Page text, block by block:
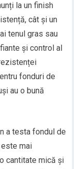
la un finish
cât și un
tenul gras sau
și control al
fonduri de
au o bună
a testa fondul de
mai
cantitate mică și